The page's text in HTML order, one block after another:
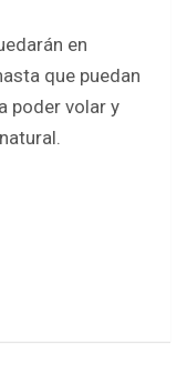
en
que puedan
poder volar y